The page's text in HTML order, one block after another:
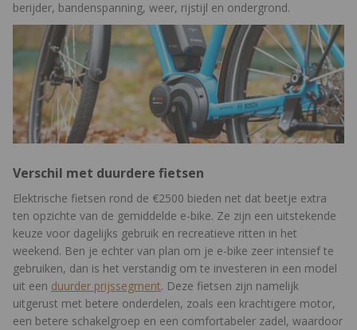
berijder, bandenspanning, weer, rijstijl en ondergrond.
Verschil met duurdere fietsen
Elektrische fietsen rond de €2500 bieden net dat beetje extra
ten opzichte van de gemiddelde e-bike. Ze zijn een uitstekende
keuze voor dagelijks gebruik en recreatieve ritten in het
weekend. Ben je echter van plan om je e-bike zeer intensief te
gebruiken, dan is het verstandig om te investeren in een model
uit een duurder prijssegment. Deze fietsen zijn namelijk
uitgerust met betere onderdelen, zoals een krachtigere motor,
een betere schakelgroep en een comfortabeler zadel, waardoor